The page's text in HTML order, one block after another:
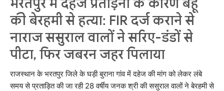
राजस्थान
राजनीति
क्राइम
भारत
भरतपुर में दहेज प्रताड़ना के कारण बहू
की बेरहमी से हत्या: FIR दर्ज कराने से
नाराज ससुराल वालों ने सरिए-डंडों से
पीटा, फिर जबरन जहर पिलाया
राजस्थान के भरतपुर जिले के घड़ी बुराना गांव में दहेज की मांग को लेकर लंबे
समय से प्रताड़ित की जा रही 28 वर्षीय जनक श्री की ससुराल वालों ने बेरहमी से